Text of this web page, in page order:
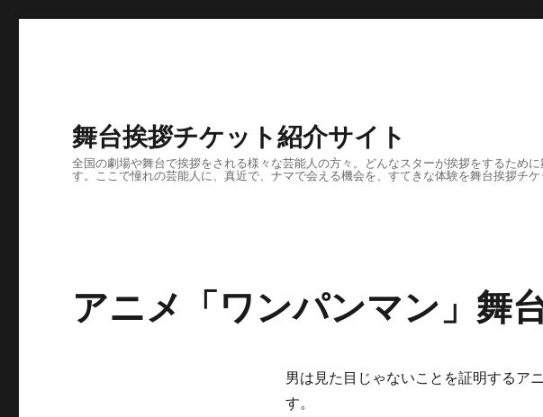
舞台挨拶チケット紹介サイト
全国の劇場や舞台で挨拶をされる様々な芸能人の方々。どんなスターが挨拶をするため
す。ここで憧れの芸能人に、真近で、ナマで会える機会を、すてきな体験を舞台挨拶チケ
アニメ「ワンパンマン」舞
男は見た目じゃないことを証明するア
す。